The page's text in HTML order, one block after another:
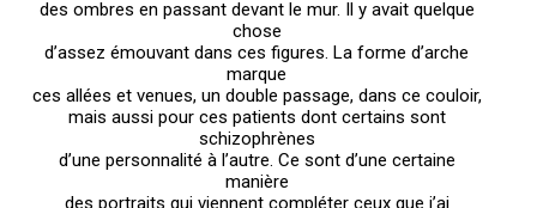
des ombres en passant devant le mur. Il y avait quelque
chose
d’assez émouvant dans ces figures. La forme d’arche
marque
ces allées et venues, un double passage, dans ce couloir,
mais aussi pour ces patients dont certains sont
schizophrènes
d’une personnalité à l’autre. Ce sont d’une certaine
manière
des portraits qui viennent compléter ceux que j’ai